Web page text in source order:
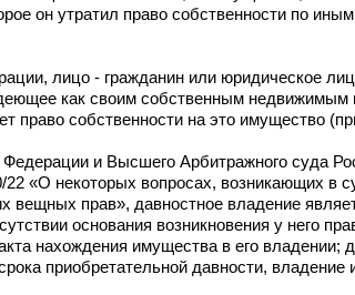
он утратил право собственности по
лицо - гражданин или юридическое
как своим собственным недвижимым
право собственности на это имущество
и Высшего Арбитражного суда
«О некоторых вопросах, возникающих в
вещных прав», давностное владение
основания возникновения у него
нахождения имущества в его владении;
приобретательной давности,